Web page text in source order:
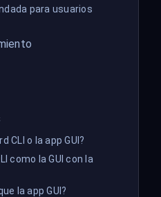
para usuarios
CLI o la app GUI?
como la GUI con la
la app GUI?